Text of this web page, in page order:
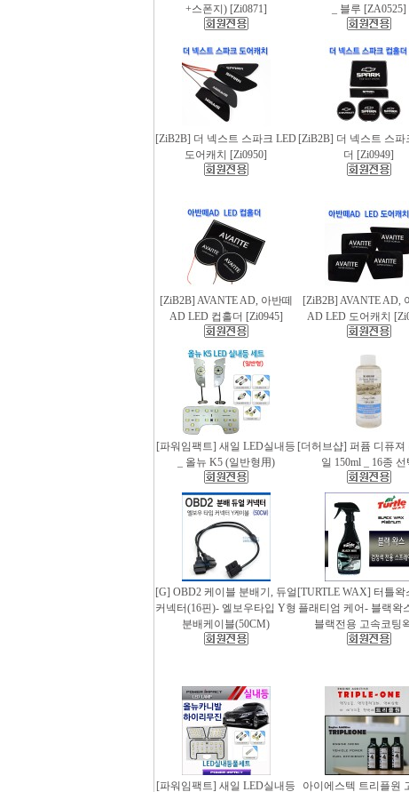
+스폰지) [Zi0871]
_ 블루 [ZA0525]
[ZiB2B] 더 넥스트 스파크 LED
도어캐치 [Zi0950]
[ZiB2B] 더 넥스트 스파
더 [Zi0949]
[ZiB2B] AVANTE AD, 아반떼
AD LED 컵홀더 [Zi0945]
[ZiB2B] AVANTE AD,
AD LED 도어캐치
[파워임팩트] 새일 LED실내등
_ 올뉴 K5 (일반형用)
[더허브샵] 퍼퓸 디퓨져
일 150ml _ 16종 선
[G] OBD2 케이블 분배기, 듀얼
커넥터(16핀)- 엘보우타입 Y형
분배케이블(50CM)
[TURTLE WAX] 터틀왁
플래티엄 케어- 블랙왁
블랙전용 고속코팅
[파워임팩트] 새일 LED실내등 아이에스텍 트리플원